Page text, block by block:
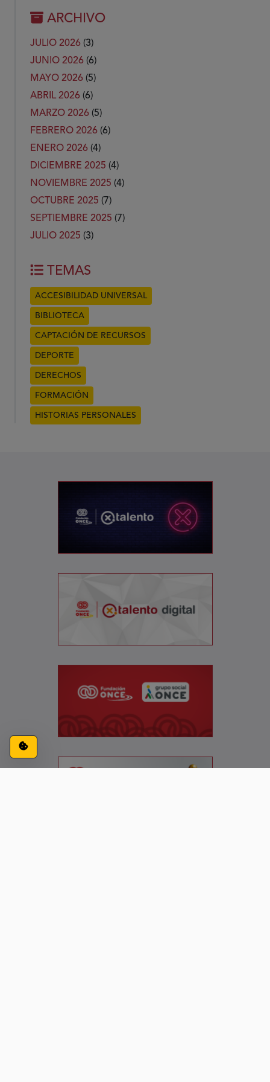
ARCHIVO
JULIO 2026 (3)
JUNIO 2026 (6)
MAYO 2026 (5)
ABRIL 2026 (6)
MARZO 2026 (5)
FEBRERO 2026 (6)
ENERO 2026 (4)
DICIEMBRE 2025 (4)
NOVIEMBRE 2025 (4)
OCTUBRE 2025 (7)
SEPTIEMBRE 2025 (7)
JULIO 2025 (3)
TEMAS
ACCESIBILIDAD UNIVERSAL
BIBLIOTECA
CAPTACIÓN DE RECURSOS
DEPORTE
DERECHOS
FORMACIÓN
HISTORIAS PERSONALES